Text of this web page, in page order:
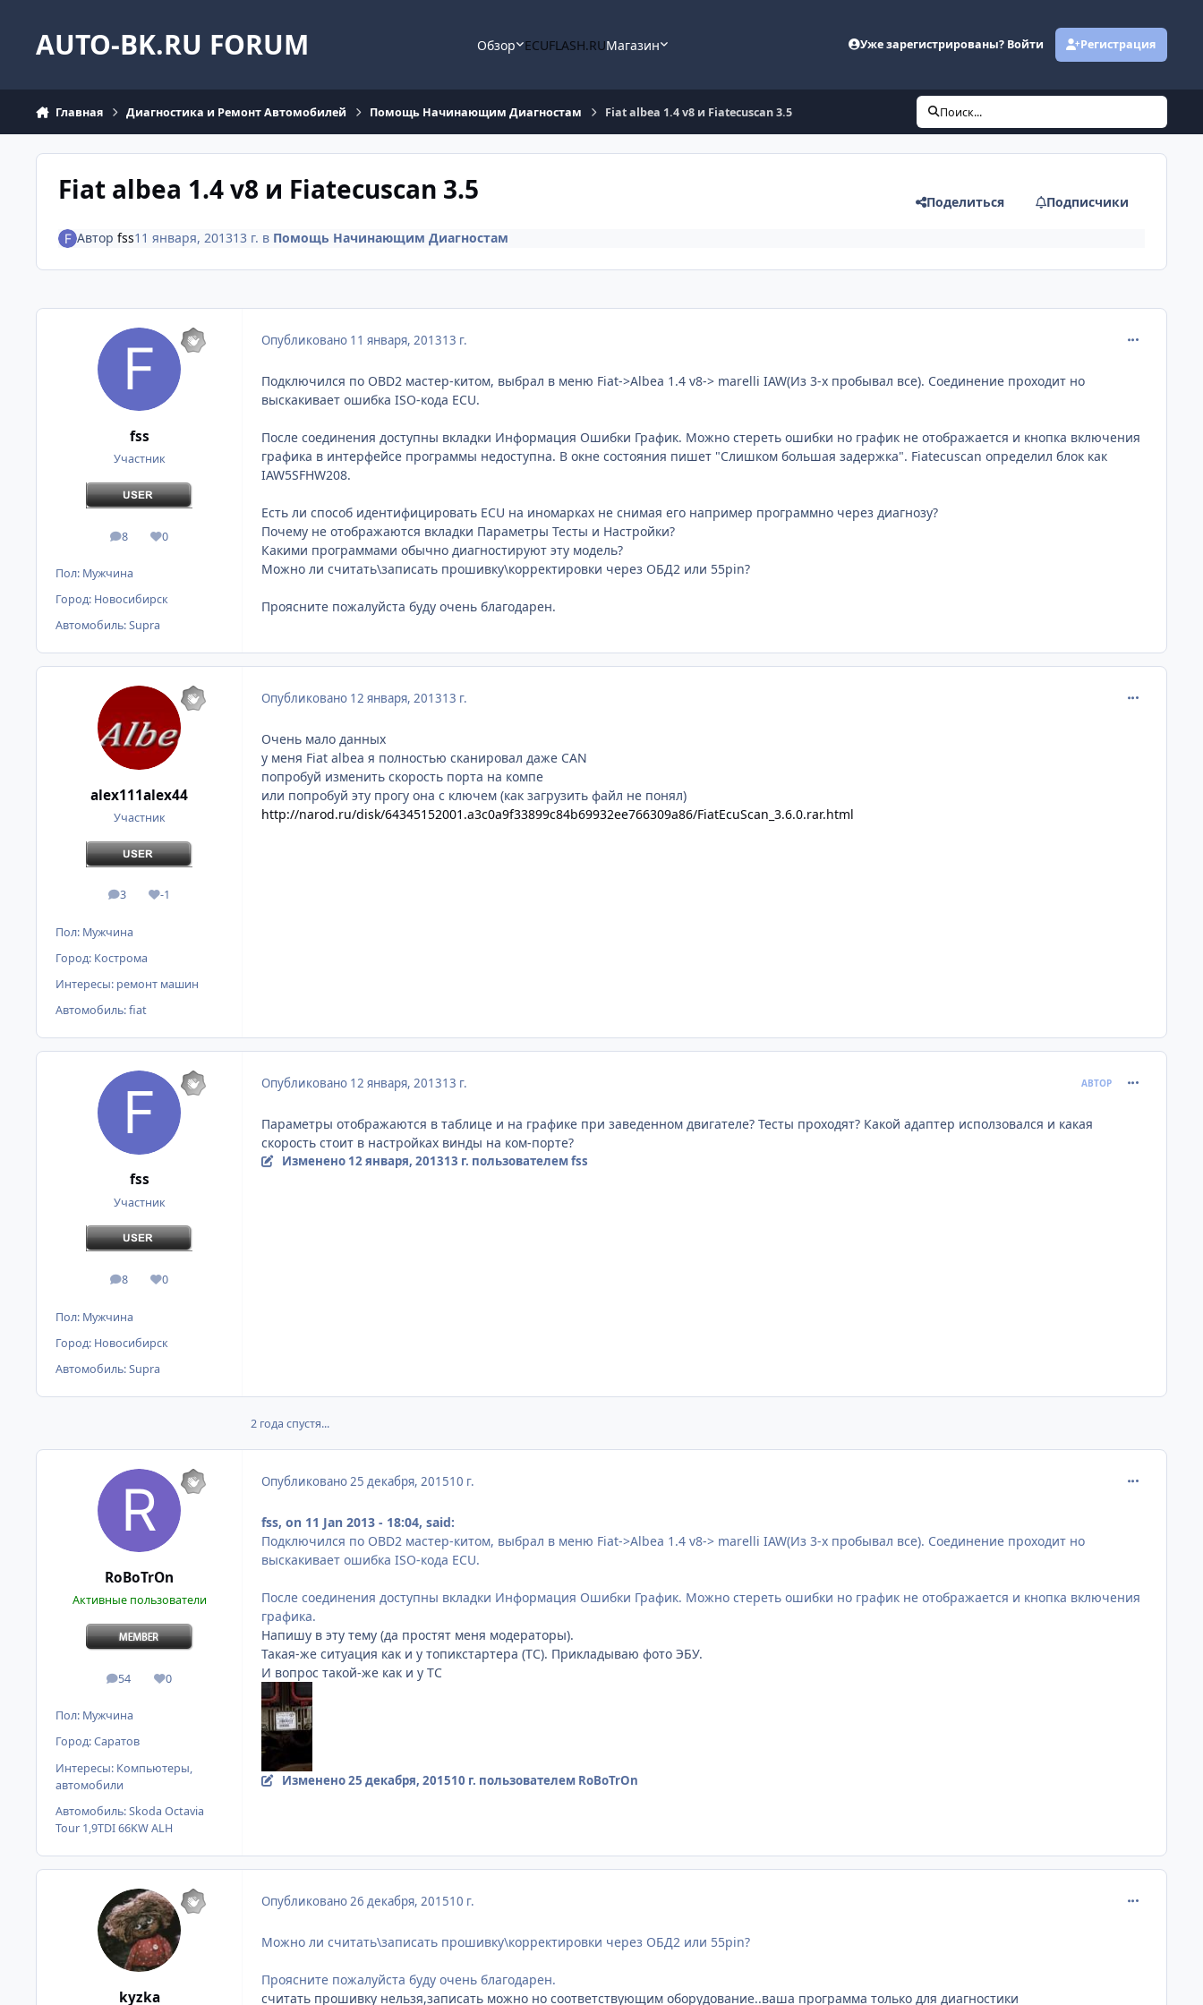
AUTO-BK.RU FORUM Обзор ECUFLASH.RUМагазин Уже зарегистрированы? Войти Регистрация
Главная Диагностика и Ремонт Автомобилей Помощь Начинающим Диагностам Fiat albea 1.4 v8 и Fiatecuscan 3.5 Поиск...
Fiat albea 1.4 v8 и Fiatecuscan 3.5 Поделиться Подписчики
Автор fss11 января, 201313 г. в Помощь Начинающим Диагностам
fss
Участник
8
сообщения
0
Репутация
Пол: Мужчина
Город: Новосибирск
Автомобиль:Supra
Опубликовано 11 января, 201313 г.
Подключился по OBD2 мастер-китом, выбрал в меню Fiat->Albea 1.4 v8-> marelli IAW(Из 3-х пробывал все). Соединение проходит но
выскакивает ошибка ISO-кода ECU.
После соединения доступны вкладки Информация Ошибки График. Можно стереть ошибки но график не отображается и кнопка включения
графика в интерфейсе программы недоступна. В окне состояния пишет "Слишком большая задержка". Fiatecuscan определил блок как
IAW5SFHW208.
Есть ли способ идентифицировать ECU на иномарках не снимая его например программно через диагнозу?
Почему не отображаются вкладки Параметры Тесты и Настройки?
Какими программами обычно диагностируют эту модель?
Можно ли считать\записать прошивку\корректировки через ОБД2 или 55pin?
Проясните пожалуйста буду очень благодарен.
alex111alex44
Участник
3
сообщения
-1
Репутация
Пол: Мужчина
Город: Кострома
Интересы: ремонт машин
Автомобиль:fiat
Опубликовано 12 января, 201313 г.
Очень мало данных
у меня Fiat albea я полностью сканировал даже CAN
попробуй изменить скорость порта на компе
или попробуй эту прогу она с ключем (как загрузить файл не понял)
http://narod.ru/disk/64345152001.a3c0a9f33899c84b69932ee766309a86/FiatEcuScan_3.6.0.rar.html
fss
Участник
8
сообщения
0
Репутация
Пол: Мужчина
Город: Новосибирск
Автомобиль:Supra
Опубликовано 12 января, 201313 г. АВТОР
Параметры отображаются в таблице и на графике при заведенном двигателе? Тесты проходят? Какой адаптер исползовался и какая
скорость стоит в настройках винды на ком-порте?
Изменено 12 января, 201313 г. пользователем fss
2 года спустя...
RoBoTrOn
Активные пользователи
54
сообщения
0
Репутация
Пол: Мужчина
Город:Саратов
Интересы: Компьютеры,
автомобили
Автомобиль:Skoda Octavia
Tour 1,9TDI 66KW ALH
Опубликовано25 декабря, 201510 г.
fss, on 11 Jan 2013 - 18:04, said:
Подключился по OBD2 мастер-китом, выбрал в меню Fiat->Albea 1.4 v8-> marelli IAW(Из 3-х пробывал все). Соединение проходит но
выскакивает ошибка ISO-кода ECU.
После соединения доступны вкладки Информация Ошибки График. Можно стереть ошибки но график не отображается и кнопка включения
графика.
Напишу в эту тему (да простят меня модераторы).
Такая-же ситуация как и у топикстартера (ТС). Прикладываю фото ЭБУ.
И вопрос такой-же как и у ТС
Изменено25 декабря, 201510 г. пользователем RoBoTrOn
kyzka
Опубликовано26 декабря, 201510 г.
Можно ли считать\записать прошивку\корректировки через ОБД2 или 55pin?
Проясните пожалуйста буду очень благодарен.
считать прошивку нельзя,записать можно но соответствующим оборудование..ваша программа только для диагностики